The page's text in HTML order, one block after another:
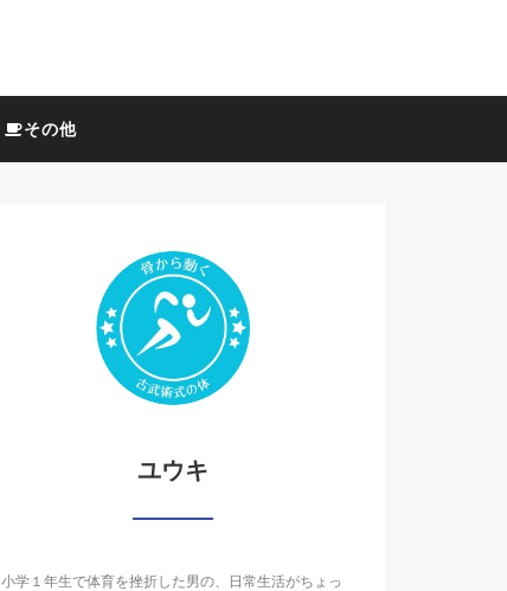
その他
ユウキ
小学１年生で体育を挫折した男の、日常生活がちょっ